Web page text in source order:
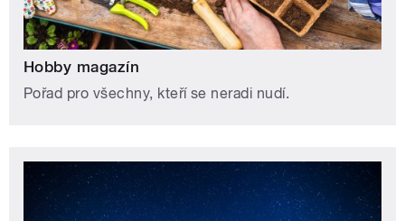
Hobby magazín
Pořad pro všechny, kteří se neradi nudí.